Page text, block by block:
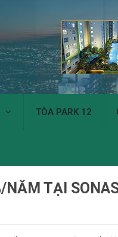
TÒA PARK 12
TẠI